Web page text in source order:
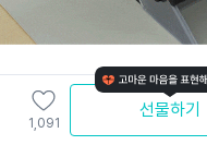
1,091
선물하기